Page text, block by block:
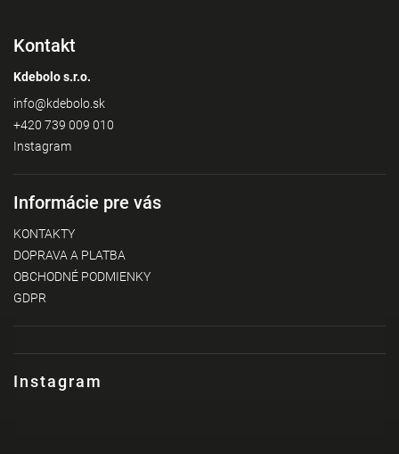
Instagram
Kontakt
Kdebolo s.r.o.
info@kdebolo.sk
+420 739 009 010
Instagram
Informácie pre vás
KONTAKTY
DOPRAVA A PLATBA
OBCHODNÉ PODMIENKY
GDPR